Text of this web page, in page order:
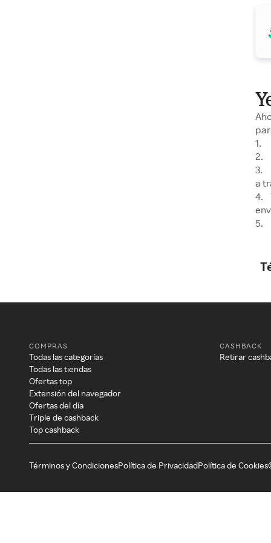
1.
2.
3.
a
4.
5.
COMPRAS
Todas las categorías
Todas las tiendas
Ofertas top
Extensión del navegador
Ofertas del día
Triple de cashback
Top cashback
CASHBACK
Retirar
Términos y CondicionesPolítica de PrivacidadPolítica de Cookies